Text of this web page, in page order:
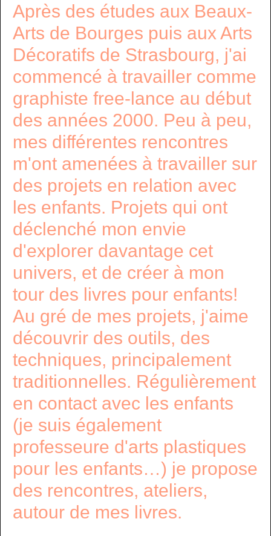
Après des études aux Beaux-
Arts de Bourges puis aux Arts
Décoratifs de Strasbourg, j'ai
commencé à travailler comme
graphiste free-lance au début
des années 2000. Peu à peu,
mes différentes rencontres
m'ont amenées à travailler sur
des projets en relation avec
les enfants. Projets qui ont
déclenché mon envie
d'explorer davantage cet
univers, et de créer à mon
tour des livres pour enfants!
Au gré de mes projets, j'aime
découvrir des outils, des
techniques, principalement
traditionnelles. Régulièrement
en contact avec les enfants
(je suis également
professeure d'arts plastiques
pour les enfants…) je propose
des rencontres, ateliers,
autour de mes livres.